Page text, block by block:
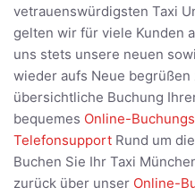
vetrauenswürdigsten Taxi
gelten wir für viele Kunden
uns stets unsere neuen
wieder aufs Neue
übersichtliche Buchung
bequemes Online-
Telefonsupport Rund um
Buchen Sie Ihr Taxi
zurück über unser Online-